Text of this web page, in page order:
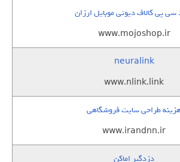
سی پی کالاف دیوتی موبایل ارزان
www.mojoshop.ir
neuralink
www.nlink.link
طراحی سایت فروشگاهی
www.irandnn.ir
دزدگیر اماکن